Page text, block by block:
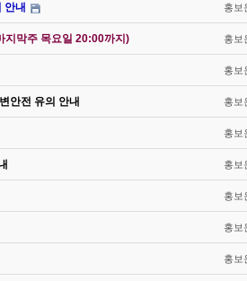
안내 홍보
지막주 목요일 20:00까지) 홍보
홍보
안전 유의 안내 홍보
홍보
홍보
홍보
홍보
홍보